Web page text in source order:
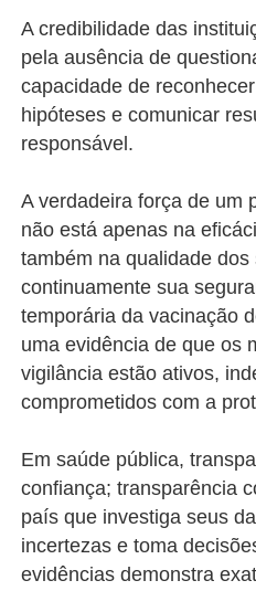
A credibilidade das
pela ausência de
capacidade de
hipóteses e comunicar
responsável.
A verdadeira força de um
não está apenas na
também na qualidade
continuamente sua
temporária da vacinação
uma evidência de que os
vigilância estão ativos,
comprometidos com a
Em saúde pública,
confiança; transparência
país que investiga seus
incertezas e toma
evidências demonstra